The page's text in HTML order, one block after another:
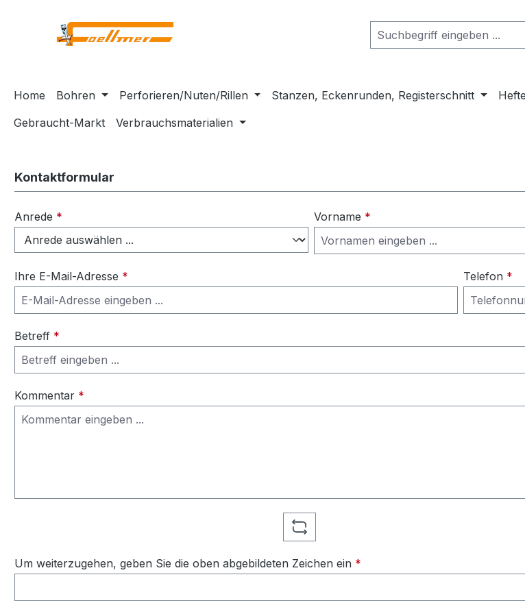
Home Bohren Perforieren/Nuten/Rillen Stanzen, Eckenrunden, Registerschnitt
Gebraucht-Markt
Verbrauchsmaterialien
Kontaktformular
Anrede * Vorname *
Ihre E-Mail-Adresse * Telefon *
Betreff *
Kommentar *
Um weiterzugehen, geben Sie die oben abgebildeten Zeichen ein *